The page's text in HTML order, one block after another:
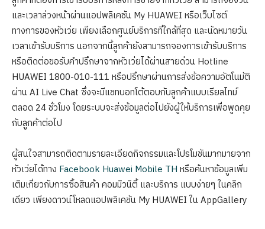
และเวลาล่วงหน้าผ่านแอปพลิเคชัน My HUAWEI หรือเว็บไซต์
ทางการของหัวเว่ย เพียงเลือกศูนย์บริการที่ใกล้ที่สุด และนัดหมายวัน
เวลาเข้ารับบริการ นอกจากนี้ลูกค้ายังสามารถจองการเข้ารับบริการ
หรือติดต่อขอรับคำปรึกษาจากหัวเว่ยได้ผ่านสายด่วน Hotline
HUAWEI 1800-010-111 หรือปรึกษาผ่านการส่งข้อความอัตโนมัติ
ผ่าน AI Live Chat ซึ่งจะมีแชทบอทโต้ตอบกับลูกค้าแบบเรียลไทม์
ตลอด 24 ชั่วโมง โดยระบบจะส่งข้อมูลต่อไปยังผู้ให้บริการเพื่อพูดคุย
กับลูกค้าต่อไป
ผู้สนใจสามารถติดตามรายละเอียดกิจกรรมและโปรโมชันมากมายจาก
หัวเว่ยได้ทาง Facebook Huawei Mobile TH หรือค้นหาข้อมูลเพิ่ม
เติมเกี่ยวกับการซื้อสินค้า คอมมิวนิตี้ และบริการ แบบง่ายๆ ในคลิก
เดียว เพียงดาวน์โหลดแอปพลิเคชัน My HUAWEI ใน AppGallery